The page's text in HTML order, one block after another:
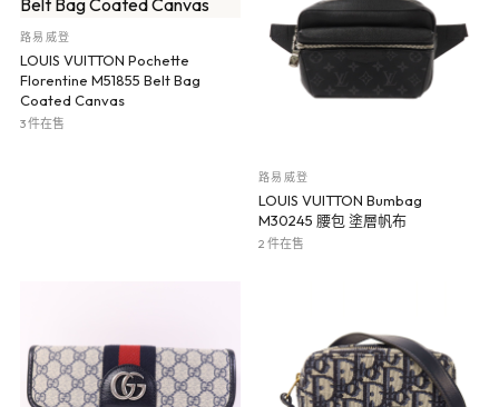
路易威登
LOUIS VUITTON Pochette
Florentine M51855 Belt Bag
Coated Canvas
3 件在售
路易威登
LOUIS VUITTON Bumbag
M30245 腰包 塗層帆布
2 件在售